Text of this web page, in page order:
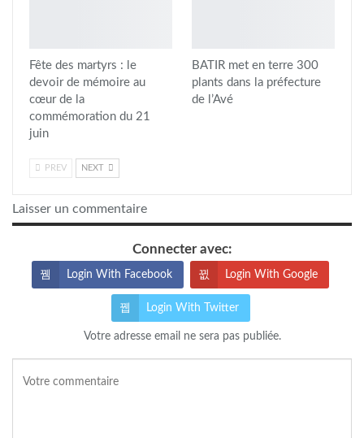
Fête des martyrs : le
devoir de mémoire au
cœur de la
commémoration du 21
juin
BATIR met en terre 300
plants dans la préfecture
de l’Avé
PREV NEXT
Laisser un commentaire
Connecter avec:
Login With Facebook Login With Google
Login With Twitter
Votre adresse email ne sera pas publiée.